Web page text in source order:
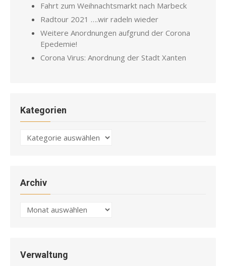
Fahrt zum Weihnachtsmarkt nach Marbeck
Radtour 2021 ….wir radeln wieder
Weitere Anordnungen aufgrund der Corona
Epedemie!
Corona Virus: Anordnung der Stadt Xanten
Kategorien
Kategorien
Archiv
Archiv
Verwaltung